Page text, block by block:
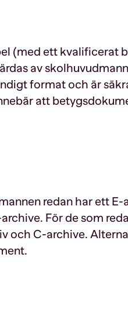
(med ett kvalificerat
av
format och är
att
redan har ett E-
För de som
och C-archive.